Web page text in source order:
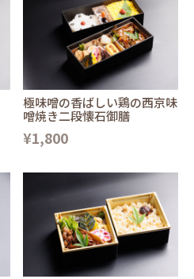
極味噌の香ばしい鶏の西京味
噌焼き二段懐石御膳
¥1,800